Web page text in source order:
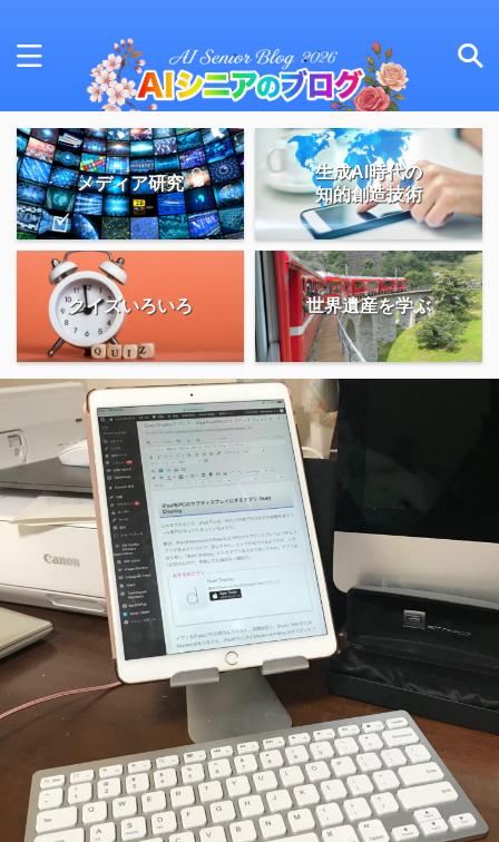
メディア研究
生成AI時代の
知的創造技術
クイズいろいろ 世界遺産を学ぶ